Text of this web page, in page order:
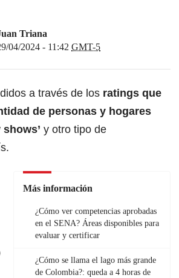
Triana
04/2024 - 11:42 GMT-5
a través de los ratings que
de personas y hogares
shows’ y otro tipo de
Más información
¿Cómo ver competencias aprobadas
en el SENA? Áreas disponibles para
evaluar y certificar
¿Cómo se llama el lago más grande
de Colombia?: queda a 4 horas de